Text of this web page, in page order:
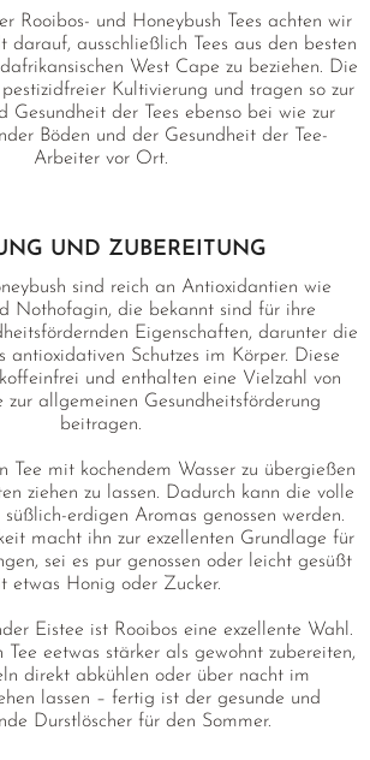
Rooibos- und Honeybush Tees achten wir
ausschließlich Tees aus den besten
West Cape zu beziehen. Die
pestizidfreier Kultivierung und tragen so zur
Gesundheit der Tees ebenso bei wie zur
Böden und der Gesundheit der Tee-
Arbeiter vor Ort.
UND ZUBEREITUNG
sind reich an Antioxidantien wie
Nothofagin, die bekannt sind für ihre
Eigenschaften, darunter die
antioxidativen Schutzes im Körper. Diese
koffeinfrei und enthalten eine Vielzahl von
zur allgemeinen Gesundheitsförderung
beitragen.
Tee mit kochendem Wasser zu übergießen
ziehen zu lassen. Dadurch kann die volle
süßlich-erdigen Aromas genossen werden.
macht ihn zur exzellenten Grundlage für
sei es pur genossen oder leicht gesüßt
etwas Honig oder Zucker.
Eistee ist Rooibos eine exzellente Wahl.
eetwas stärker als gewohnt zubereiten,
direkt abkühlen oder über nacht im
lassen – fertig ist der gesunde und
Durstlöscher für den Sommer.